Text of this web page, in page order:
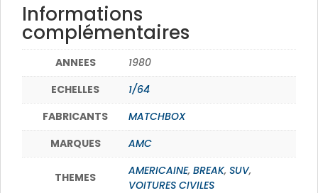
Informations
complémentaires
ANNEES
1980
ECHELLES
1/64
FABRICANTS
MATCHBOX
MARQUES
AMC
THEMES AMERICAINE, BREAK, SUV,
VOITURES CIVILES